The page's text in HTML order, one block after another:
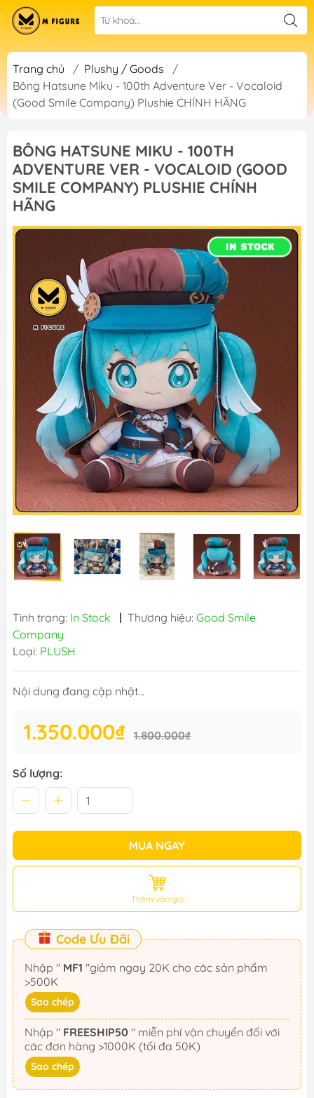
Trang chủ / Plushy / Goods
/
Bông Hatsune Miku - 100th Adventure Ver - Vocaloid
(Good Smile Company) Plushie CHÍNH HÃNG
BÔNG HATSUNE MIKU - 100TH
ADVENTURE VER - VOCALOID (GOOD
SMILE COMPANY) PLUSHIE CHÍNH
HÃNG
Tình trạng: In Stock | Thương hiệu: Good Smile
Company
Loại: PLUSH
Nội dung đang cập nhật...
1.350.000₫ 1.800.000₫
Số lượng:
MUA NGAY
Thêm vào giỏ
Code Ưu Đãi
Nhập " MF1
>500K
Sao chép
Nhập " FREESHIP50
các đơn hàng >1000K (tối đa 50K)
Sao chép